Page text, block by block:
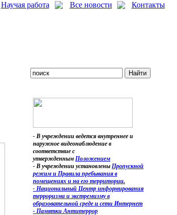
Научая работа Все новости Контакты
- В учреждении ведется внутреннее и
наружное видеонаблюдение в
соответствие с
утвержденным Положением
- В учреждении установлены Пропускной
режим и Правила пребывания в
помещениях и на его территории.
- Национальный Центр информирования
терроризма и экстремизму в
образовательной среде и сети Интернет
- Памятки Антитеррор